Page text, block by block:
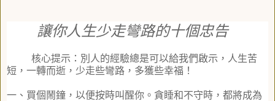
讓你人生少走彎路的十個忠告
核心提示：別人的經驗總是可以給我們啟示，人生苦
短，一轉而逝， 少走些彎路，多獲些幸福！
一、買個鬧鐘，以便按時叫醒你。貪睡和不守時， 都將成為